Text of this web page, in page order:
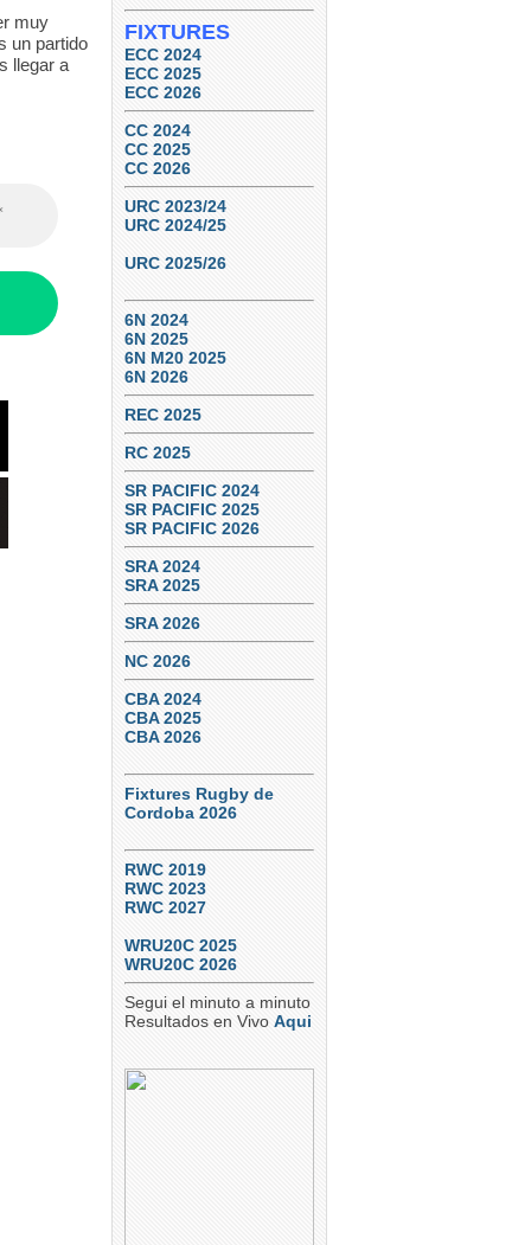
muy
un partido
llegar a
FIXTURES
ECC 2024
ECC 2025
ECC 2026
CC 2024
CC 2025
CC 2026
URC 2023/24
URC 2024/25
URC 2025/26
6N 2024
6N 2025
6N M20 2025
6N 2026
REC 2025
RC 2025
SR PACIFIC 2024
SR PACIFIC 2025
SR PACIFIC 2026
SRA 2024
SRA 2025
SRA 2026
NC 2026
CBA 2024
CBA 2025
CBA 2026
Fixtures Rugby de
Cordoba 2026
RWC 2019
RWC 2023
RWC 2027
WRU20C 2025
WRU20C 2026
Segui el minuto a minuto
Resultados en Vivo Aqui